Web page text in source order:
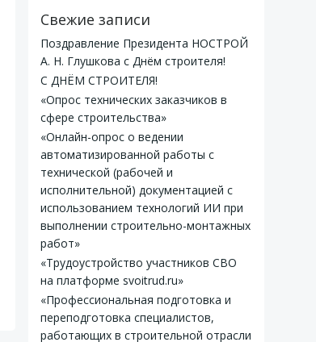
Свежие записи
Поздравление Президента НОСТРОЙ
А. Н. Глушкова с Днём строителя!
С ДНЁМ СТРОИТЕЛЯ!
«Опрос технических заказчиков в
сфере строительства»
«Онлайн-опрос о ведении
автоматизированной работы с
технической (рабочей и
исполнительной) документацией с
использованием технологий ИИ при
выполнении строительно-монтажных
работ»
«Трудоустройство участников СВО
на платформе svoitrud.ru»
«Профессиональная подготовка и
переподготовка специалистов,
работающих в строительной отрасли